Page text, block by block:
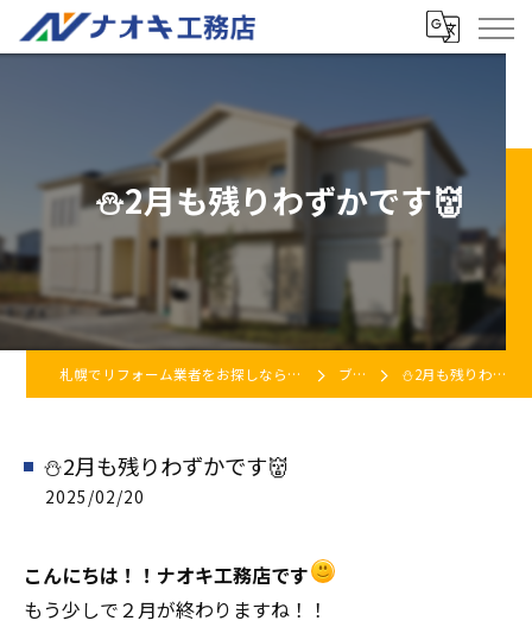
⛄2月も残りわずかです👹
札幌でリフォーム業者をお探しなら株式会社ナオキ工務店 ブログ ⛄2月も残りわずかです👹
⛄2月も残りわずかです👹
2025/02/20
こんにちは！！ナオキ工務店です
もう少しで２月が終わりますね！！